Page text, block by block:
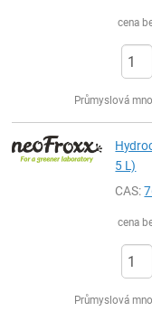
cena
Průmyslová
5 L)
CAS:
cena
Průmyslová